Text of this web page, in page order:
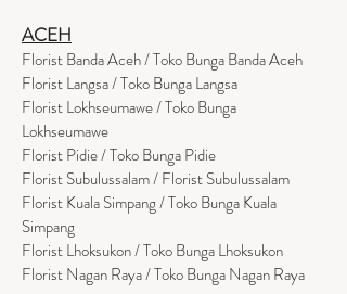
ACEH
Florist Banda Aceh / Toko Bunga Banda Aceh
Florist Langsa / Toko Bunga Langsa
Florist Lokhseumawe / Toko Bunga
Lokhseumawe
Florist Pidie / Toko Bunga Pidie
Florist Subulussalam / Florist Subulussalam
Florist Kuala Simpang / Toko Bunga Kuala
Simpang
Florist Lhoksukon / Toko Bunga Lhoksukon
Florist Nagan Raya / Toko Bunga Nagan Raya